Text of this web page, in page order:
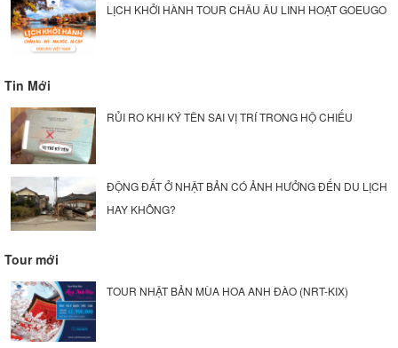
LỊCH KHỞI HÀNH TOUR CHÂU ÂU LINH HOẠT GOEUGO
Tin Mới
RỦI RO KHI KÝ TÊN SAI VỊ TRÍ TRONG HỘ CHIẾU
ĐỘNG ĐẤT Ở NHẬT BẢN CÓ ẢNH HƯỞNG ĐẾN DU LỊCH
HAY KHÔNG?
Tour mới
TOUR NHẬT BẢN MÙA HOA ANH ĐÀO (NRT-KIX)